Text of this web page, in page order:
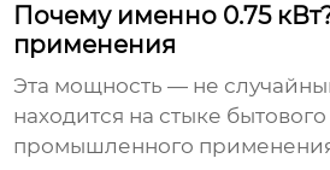
Почему именно 0.75
применения
Эта мощность — не
находится на стыке
промышленного